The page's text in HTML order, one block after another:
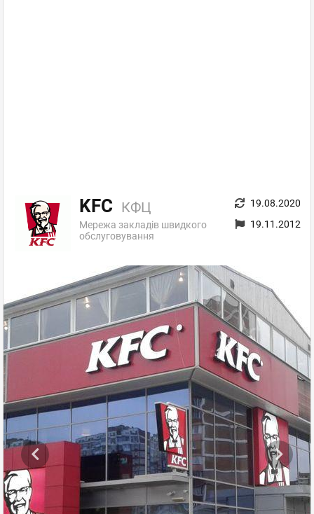
KFC КФЦ
Мережа закладів швидкого
обслуговування
19.08.2020
19.11.2012